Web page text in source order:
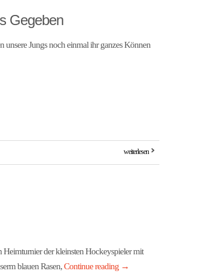
Gegeben
unsere Jungs noch einmal ihr ganzes Können
weiterlesen
der kleinsten Hockeyspieler mit
blauen Rasen,Continue reading →